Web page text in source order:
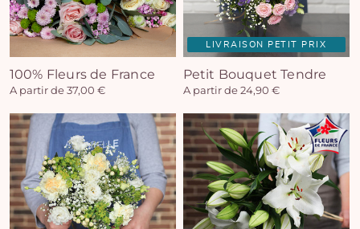
100% Fleurs de France
A partir de 37,00 €
LIVRAISON PETIT PRIX
Petit Bouquet Tendre
A partir de 24,90 €